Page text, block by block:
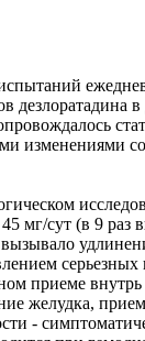
дезлоратадина
изменениями
45 мг/сут (в 9
приеме внутрь
желудка,
-